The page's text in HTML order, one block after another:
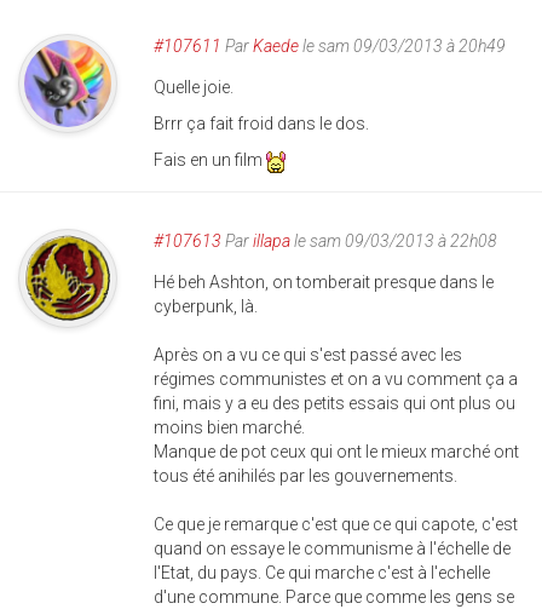
#107611 ParKaedele sam 09/03/2013 à 20h49
Quelle joie.
Brrr ça fait froid dans le dos.
Fais en un film
#107613 Parillapale sam 09/03/2013 à 22h08
Hé beh Ashton, on tomberait presque dans le
cyberpunk, là.
Après on a vu ce qui s'est passé avec les
régimes communistes et on a vu comment ça a
fini, mais y a eu des petits essais qui ont plus ou
moins bien marché.
Manque de pot ceux qui ont le mieux marché ont
tous été anihilés par les gouvernements.
Ce que je remarque c'est que ce qui capote, c'est
quand on essaye le communisme à l'échelle de
l'Etat, du pays. Ce qui marche c'est à l'echelle
d'une commune. Parce que comme les gens se